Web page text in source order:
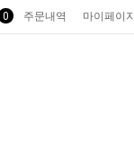
0 주문내역 마이페이지